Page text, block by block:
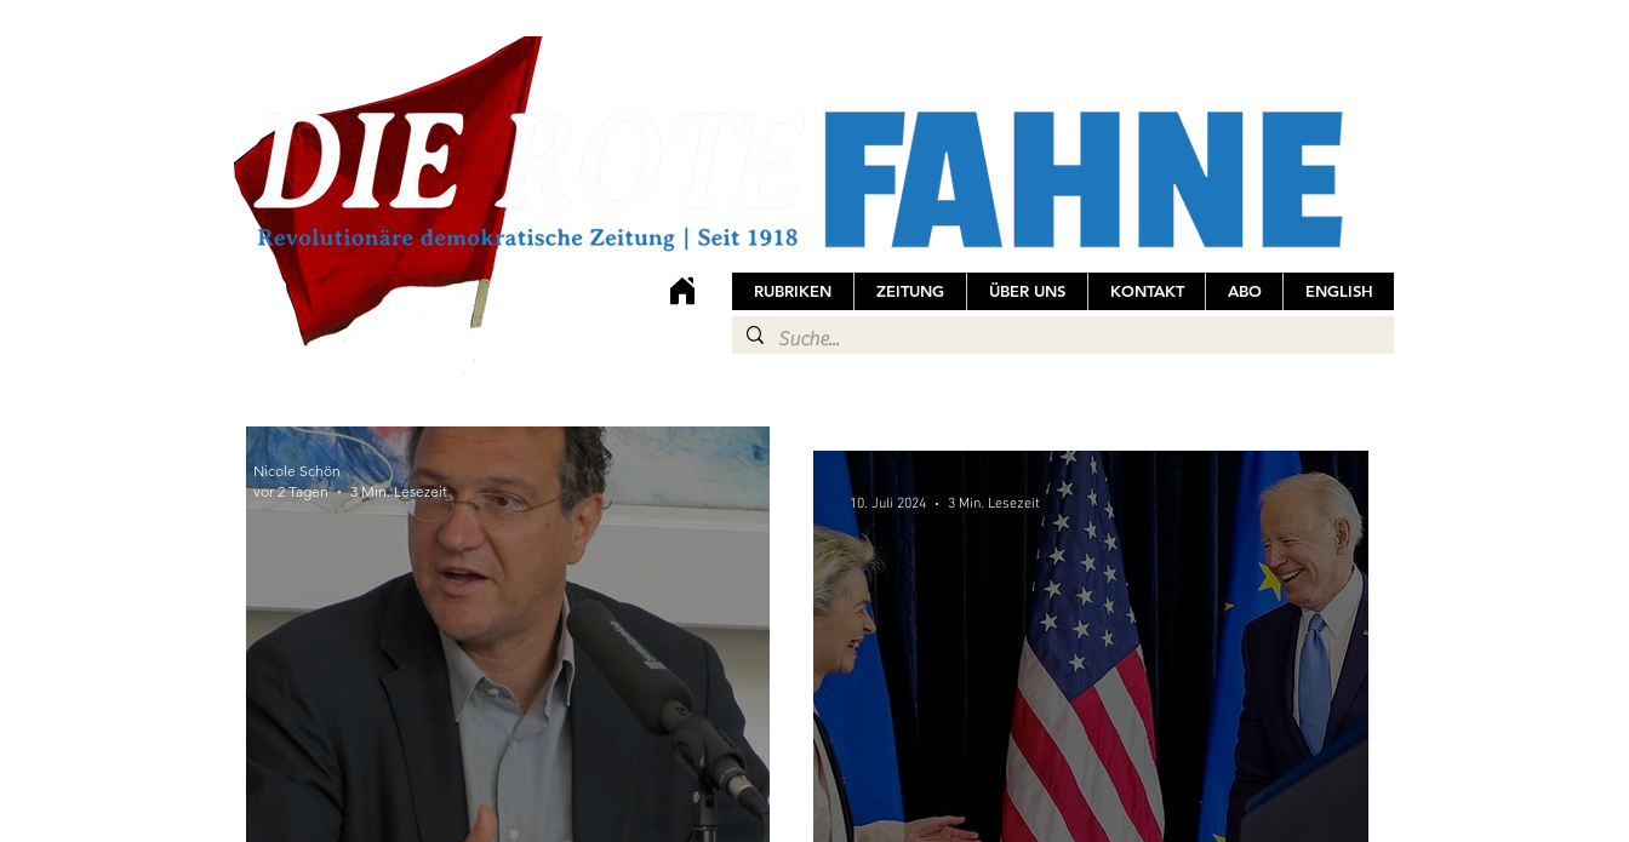
RUBRIKEN ZEITUNG ÜBER UNS KONTAKT ABO ENGLISH
Nicole Schön
vor 2 Tagen
3 Min. Lesezeit
10. Juli 2024 3 Min. Lesezeit